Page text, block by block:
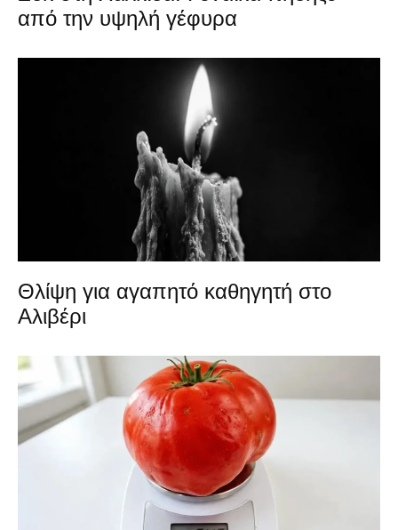
από την υψηλή γέφυρα
Θλίψη για αγαπητό καθηγητή στο
Αλιβέρι